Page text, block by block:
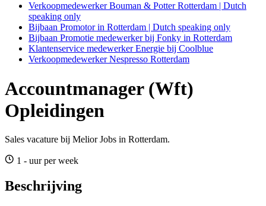
Verkoopmedewerker Bouman & Potter Rotterdam | Dutch
speaking only
Bijbaan Promotor in Rotterdam | Dutch speaking only
Bijbaan Promotie medewerker bij Fonky in Rotterdam
Klantenservice medewerker Energie bij Coolblue
Verkoopmedewerker Nespresso Rotterdam
Accountmanager (Wft)
Opleidingen
Sales vacature bij Melior Jobs in Rotterdam.
1 - uur per week
Beschrijving